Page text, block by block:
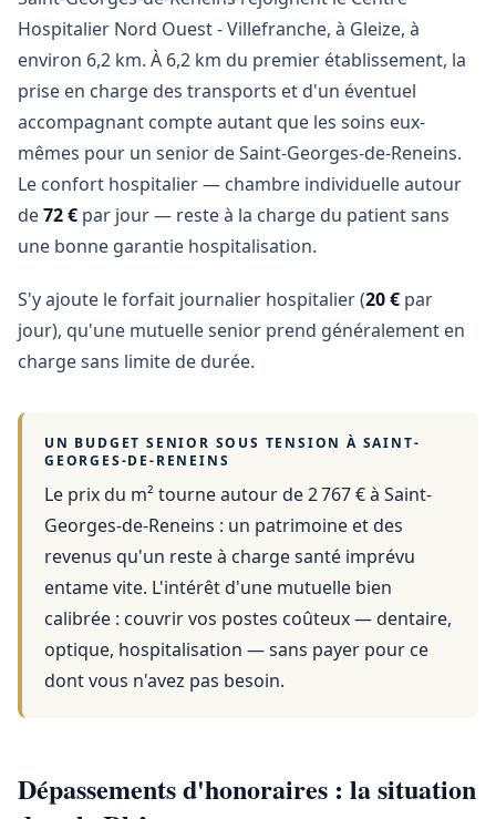
Hospitalier Nord Ouest - Villefranche, à Gleize, à
environ 6,2 km. À 6,2 km du premier établissement, la
prise en charge des transports et d'un éventuel
accompagnant compte autant que les soins eux-
mêmes pour un senior de Saint-Georges-de-Reneins.
Le confort hospitalier — chambre individuelle autour
de72 € par jour — reste à la charge du patient sans
une bonne garantie hospitalisation.
S'y ajoute le forfait journalier hospitalier (20 € par
jour), qu'une mutuelle senior prend généralement en
charge sans limite de durée.
UN BUDGET SENIOR SOUS TENSION À SAINT-
GEORGES-DE-RENEINS
Le prix du m² tourne autour de 2 767 €à Saint-
Georges-de-Reneins : un patrimoine et des
revenus qu'un reste à charge santé imprévu
entame vite. L'intérêt d'une mutuelle bien
calibrée : couvrir vos postes coûteux — dentaire,
optique, hospitalisation — sans payer pour ce
dont vous n'avez pas besoin.
Dépassements d'honoraires : la situation